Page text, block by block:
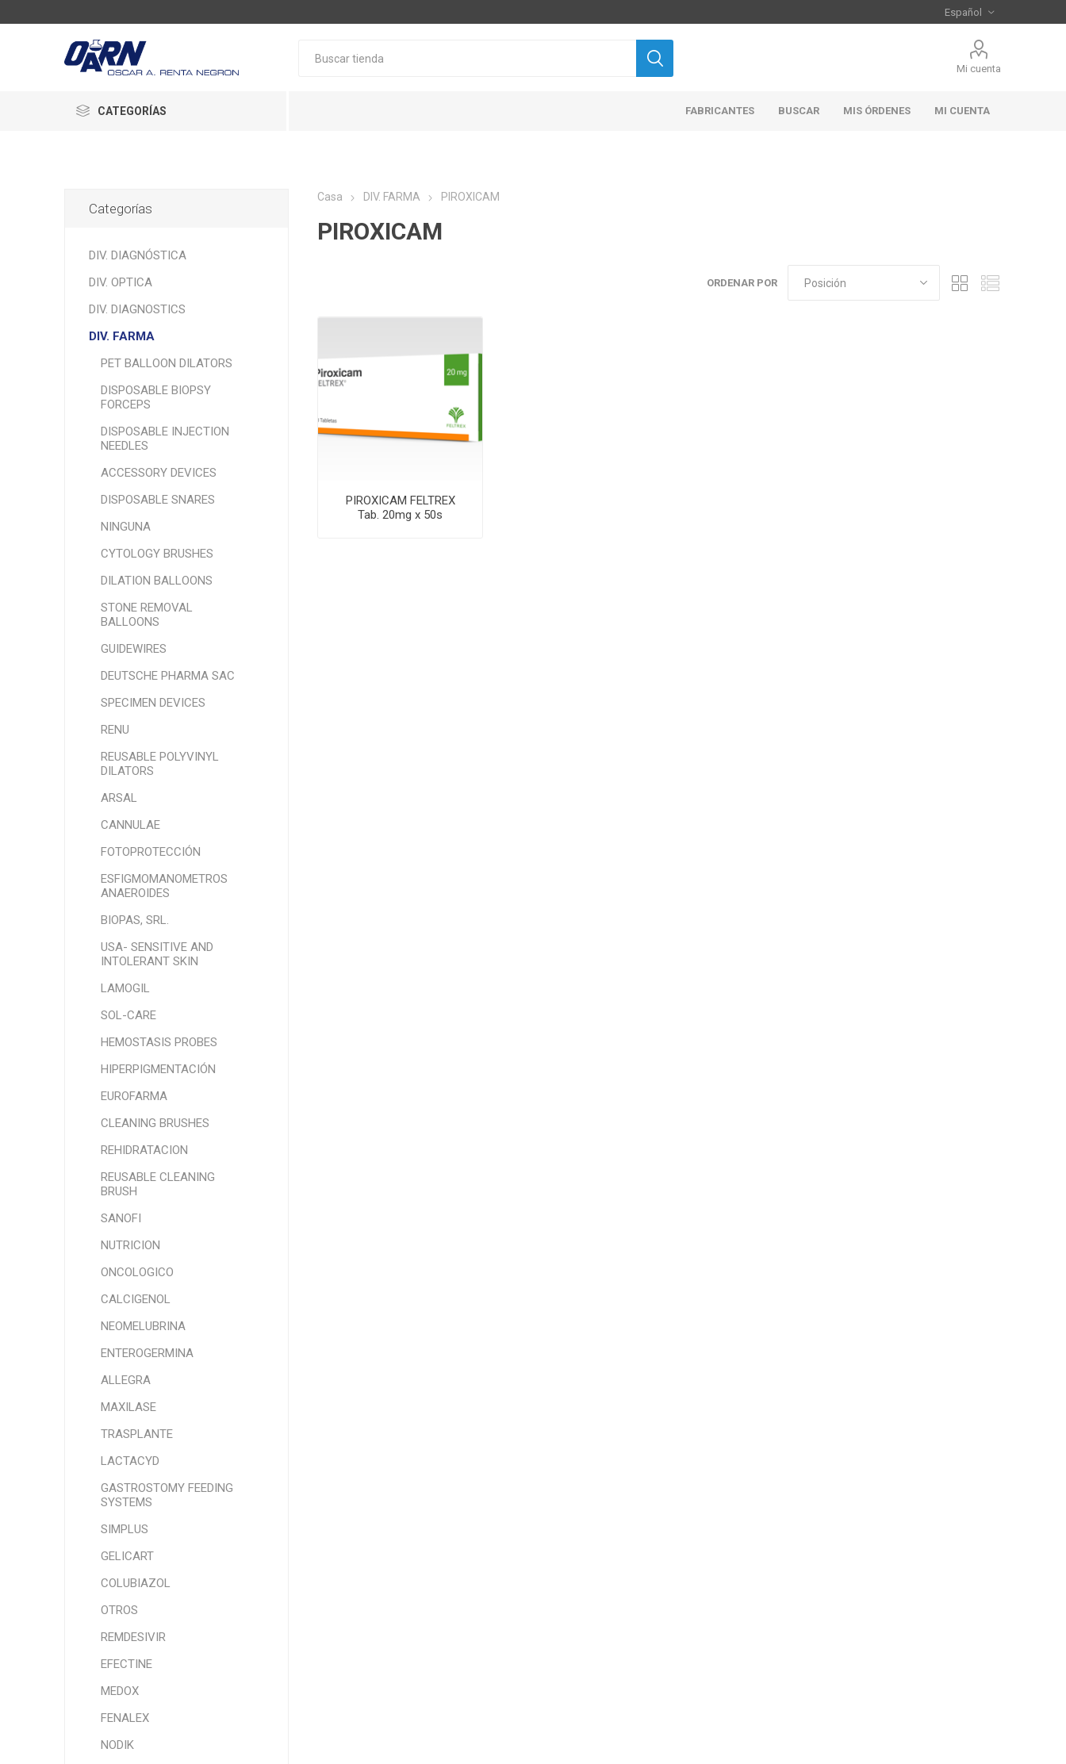
Mi cuenta
CATEGORÍAS FABRICANTES BUSCAR MIS ÓRDENES MI CUENTA
Casa DIV. FARMA PIROXICAM
PIROXICAM
ORDENAR POR
PIROXICAM FELTREX
Tab. 20mg x 50s
Categorías
DIV. DIAGNÓSTICA
DIV. OPTICA
DIV. DIAGNOSTICS
DIV. FARMA
PET BALLOON DILATORS
DISPOSABLE BIOPSY
FORCEPS
DISPOSABLE INJECTION
NEEDLES
ACCESSORY DEVICES
DISPOSABLE SNARES
NINGUNA
CYTOLOGY BRUSHES
DILATION BALLOONS
STONE REMOVAL
BALLOONS
GUIDEWIRES
DEUTSCHE PHARMA SAC
SPECIMEN DEVICES
RENU
REUSABLE POLYVINYL
DILATORS
ARSAL
CANNULAE
FOTOPROTECCIÓN
ESFIGMOMANOMETROS
ANAEROIDES
BIOPAS, SRL.
USA- SENSITIVE AND
INTOLERANT SKIN
LAMOGIL
SOL-CARE
HEMOSTASIS PROBES
HIPERPIGMENTACIÓN
EUROFARMA
CLEANING BRUSHES
REHIDRATACION
REUSABLE CLEANING
BRUSH
SANOFI
NUTRICION
ONCOLOGICO
CALCIGENOL
NEOMELUBRINA
ENTEROGERMINA
ALLEGRA
MAXILASE
TRASPLANTE
LACTACYD
GASTROSTOMY FEEDING
SYSTEMS
SIMPLUS
GELICART
COLUBIAZOL
OTROS
REMDESIVIR
EFECTINE
MEDOX
FENALEX
NODIK